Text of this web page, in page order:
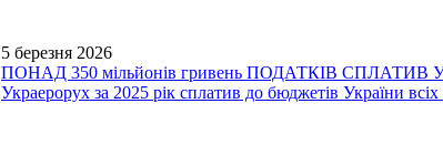
5 березня 2026
ПОНАД 350 мільйонів гривень ПОДАТКІВ СПЛАТИВ
Украерорух за 2025 рік сплатив до бюджетів України